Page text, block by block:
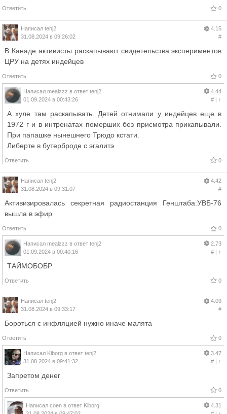
Ответить 0
Написал tenj2
31.08.2024 в 09:26:02
4.15
#
В Канаде активисты раскапывают свидетельства экспериментов
ЦРУ на детях индейцев
Ответить 0
Написал mealzzz в ответ tenj2
01.09.2024 в 00:43:26
4.44
#| ↑
А хуле там раскапывать. Детей отнимали у индейцев еще в
1972 г и в интренатах померших без присмотра прикапывали.
При папашке нынешнего Трюдо кстати.
Либерте в бутерброде с эгалитэ
Ответить 0
Написал tenj2
31.08.2024 в 09:31:07
4.42
#
Активизировалась секретная радиостанция Генштаба:УВБ-76
вышла в эфир
Ответить 0
Написал mealzzz в ответ tenj2
01.09.2024 в 00:40:16
2.73
#| ↑
ТАЙМОБОБР
Ответить 0
Написал tenj2
31.08.2024 в 09:33:17
4.09
#
Бороться с инфляцией нужно иначе малята
Ответить 0
Написал Kiborg в ответ tenj2
31.08.2024 в 09:41:32
3.47
#| ↑
Запретом денег
Ответить 0
Написал coen в ответ Kiborg
4.31